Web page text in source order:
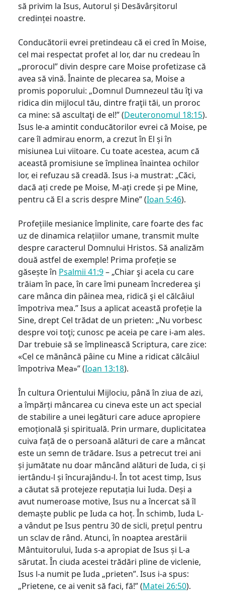
să privim la Isus, Autorul și Desăvârșitorul
credinței noastre.
Conducătorii evrei pretindeau că ei cred în Moise,
cel mai respectat profet al lor, dar nu credeau în
„prorocul” divin despre care Moise profetizase că
avea să vină. Înainte de plecarea sa, Moise a
promis poporului: „Domnul Dumnezeul tău îţi va
ridica din mijlocul tău, dintre fraţii tăi, un proroc
ca mine: să ascultaţi de el!” (Deuteronomul 18:15).
Isus le-a amintit conducătorilor evrei că Moise, pe
care îl admirau enorm, a crezut în El și în
misiunea Lui viitoare. Cu toate acestea, acum că
această promisiune se împlinea înaintea ochilor
lor, ei refuzau să creadă. Isus i-a mustrat: „Căci,
dacă ați crede pe Moise, M-ați crede și pe Mine,
pentru că El a scris despre Mine” (Ioan 5:46).
Profețiile mesianice împlinite, care foarte des fac
uz de dinamica relațiilor umane, transmit multe
despre caracterul Domnului Hristos. Să analizăm
două astfel de exemple! Prima profeție se
găsește în Psalmii 41:9– „Chiar şi acela cu care
trăiam în pace, în care îmi puneam încrederea şi
care mânca din pâinea mea, ridică şi el călcâiul
împotriva mea.” Isus a aplicat această profeție la
Sine, drept Cel trădat de un prieten: „Nu vorbesc
despre voi toţi; cunosc pe aceia pe care i-am ales.
Dar trebuie să se împlinească Scriptura, care zice:
«Cel ce mănâncă pâine cu Mine a ridicat călcâiul
împotriva Mea»” (Ioan 13:18).
În cultura Orientului Mijlociu, până în ziua de azi,
a împărți mâncarea cu cineva este un act special
de stabilire a unei legături care aduce apropiere
emoțională și spirituală. Prin urmare, duplicitatea
cuiva față de o persoană alături de care a mâncat
este un semn de trădare. Isus a petrecut trei ani
și jumătate nu doar mâncând alături de Iuda, ci și
iertându-l și încurajându-l. În tot acest timp, Isus
a căutat să protejeze reputația lui Iuda. Deși a
avut numeroase motive, Isus nu a încercat să îl
demaște public pe Iuda ca hoț. În schimb, Iuda L-
a vândut pe Isus pentru 30 de sicli, prețul pentru
un sclav de rând. Atunci, în noaptea arestării
Mântuitorului, Iuda s-a apropiat de Isus și L-a
sărutat. În ciuda acestei trădări pline de viclenie,
Isus l-a numit pe Iuda „prieten”. Isus i-a spus:
„Prietene, ce ai venit să faci, fă!” (Matei 26:50).